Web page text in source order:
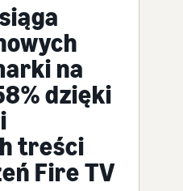
na
dzięki
treści
Fire TV